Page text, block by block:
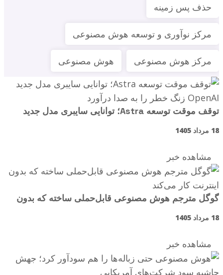
حذف پس زمینه
مرکز نوآوری و توسعه هوش مصنوعی
مرکز هوش مصنوعی هوش مصنوعی
توقف موقت توسعه Astra؛ توانایی سایبری مدل جدید
18 مرداد 1405
مشاهده خبر
گوگل مترجم هوش مصنوعی قابل‌حملی ساخته که بدون
18 مرداد 1405
مشاهده خبر